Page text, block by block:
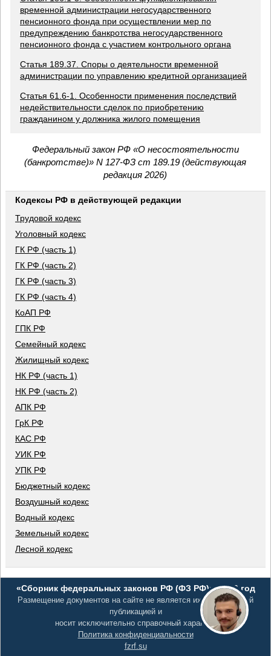
временной администрации негосударственного
пенсионного фонда при осуществлении мер по
предупреждению банкротства негосударственного
пенсионного фонда с участием контрольного органа
Статья 189.37. Споры о деятельности временной
администрации по управлению кредитной организацией
Статья 61.6-1. Особенности применения последствий
недействительности сделок по приобретению
гражданином у должника жилого помещения
Федеральный закон РФ «О несостоятельности
(банкротстве)» N 127-ФЗ ст 189.19 (действующая
редакция 2026)
Кодексы РФ в действующей редакции
Трудовой кодекс
Уголовный кодекс
ГК РФ (часть 1)
ГК РФ (часть 2)
ГК РФ (часть 3)
ГК РФ (часть 4)
КоАП РФ
ГПК РФ
Семейный кодекс
Жилищный кодекс
НК РФ (часть 1)
НК РФ (часть 2)
АПК РФ
ГрК РФ
КАС РФ
УИК РФ
УПК РФ
Бюджетный кодекс
Воздушный кодекс
Водный кодекс
Земельный кодекс
Лесной кодекс
«Сборник федеральных законов РФ (ФЗ РФ)», 2026 год
Размещение документов на сайте не является их официальной
публикацией и
носит исключительно справочный характер
Политика конфиденциальности
fzrf.su